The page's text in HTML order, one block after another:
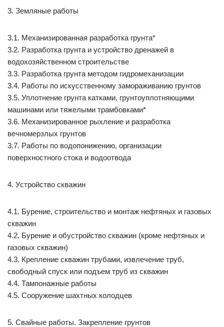
3. Земляные работы
3.1. Механизированная разработка грунта*
3.2. Разработка грунта и устройство дренажей в
водохозяйственном строительстве
3.3. Разработка грунта методом гидромеханизации
3.4. Работы по искусственному замораживанию грунтов
3.5. Уплотнение грунта катками, грунтоуплотняющими
машинами или тяжелыми трамбовками*
3.6. Механизированное рыхление и разработка
вечномерзлых грунтов
3.7. Работы по водопонижению, организации
поверхностного стока и водоотвода
4. Устройство скважин
4.1. Бурение, строительство и монтаж нефтяных и газовых
скважин
4.2. Бурение и обустройство скважин (кроме нефтяных и
газовых скважин)
4.3. Крепление скважин трубами, извлечение труб,
свободный спуск или подъем труб из скважин
4.4. Тампонажные работы
4.5. Сооружение шахтных колодцев
5. Свайные работы. Закрепление грунтов